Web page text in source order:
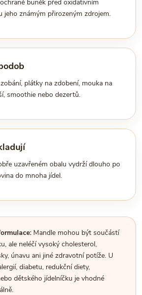
buněk před oxidativním
jeho známým přirozeným zdrojem.
plátky na zdobení, mouka na
smoothie nebo dezertů.
uzavřeném obalu vydrží dlouho po
do mnoha jídel.
Mandle mohou být součástí
ale neléčí vysoký cholesterol,
únavu ani jiné zdravotní potíže. U
diabetu, redukční diety,
dětského jídelníčku je vhodné